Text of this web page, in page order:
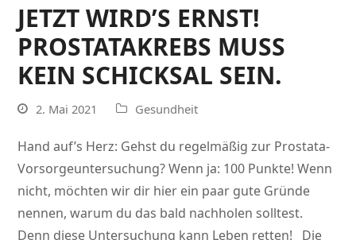
JETZT WIRD’S ERNST!
PROSTATAKREBS MUSS
KEIN SCHICKSAL SEIN.
2. Mai 2021 Gesundheit
Hand auf’s Herz: Gehst du regelmäßig zur Prostata-
Vorsorgeuntersuchung? Wenn ja: 100 Punkte! Wenn
nicht, möchten wir dir hier ein paar gute Gründe
nennen, warum du das bald nachholen solltest.
Denn diese Untersuchung kann Leben retten! Die